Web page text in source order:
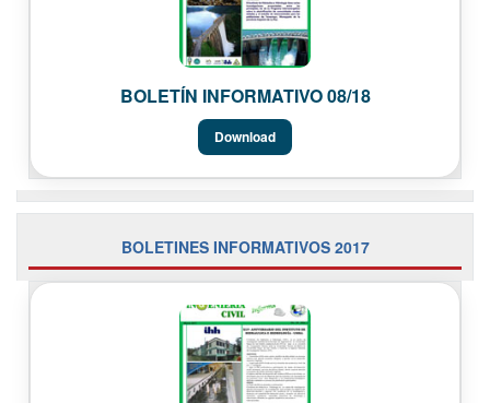
BOLETÍN INFORMATIVO 08/18
Download
BOLETINES INFORMATIVOS 2017